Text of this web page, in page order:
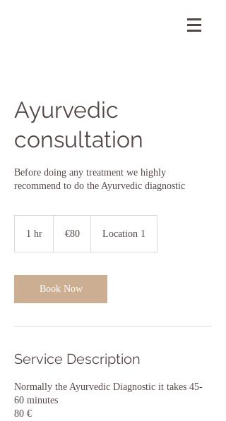
Ayurvedic
consultation
Before doing any treatment we highly
recommend to do the Ayurvedic diagnostic
1 hr €80 Location 1
Book Now
Service Description
Normally the Ayurvedic Diagnostic it takes 45-
60 minutes
80 €